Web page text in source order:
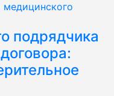
медицинского
подрядчика